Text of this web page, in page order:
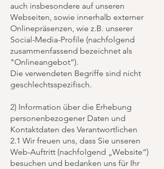
auch insbesondere auf unseren
Webseiten, sowie innerhalb externer
Onlinepräsenzen, wie z.B. unserer
Social-Media-Profile (nachfolgend
zusammenfassend bezeichnet als
"Onlineangebot“).
Die verwendeten Begriffe sind nicht
geschlechtsspezifisch.
2) Information über die Erhebung
personenbezogener Daten und
Kontaktdaten des Verantwortlichen
2.1 Wir freuen uns, dass Sie unseren
Web-Auftritt (nachfolgend „Website“)
besuchen und bedanken uns für Ihr